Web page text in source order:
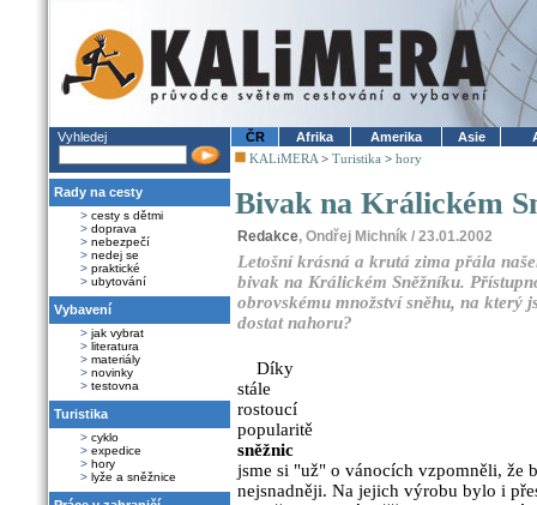
Vyhledej
Rady na cesty
> cesty s dětmi
> doprava
> nebezpečí
> nedej se
> praktické
> ubytování
Vybavení
> jak vybrat
> literatura
> materiály
> novinky
> testovna
Turistika
> cyklo
> expedice
> hory
> lyže a sněžnice
ČR Afrika Amerika Asie
KALiMERA > Turistika > hory
Bivak na Králickém
Redakce, Ondřej Michník / 23.01.2002
Letošní krásná a krutá zima přála
bivak na Králickém Sněžníku.
obrovskému množství sněhu, na který
dostat nahoru?
Díky
stále
rostoucí
popularitě
sněžnic
jsme si "už" o vánocích vzpomněli, že
nejsnadněji. Na jejich výrobu bylo i